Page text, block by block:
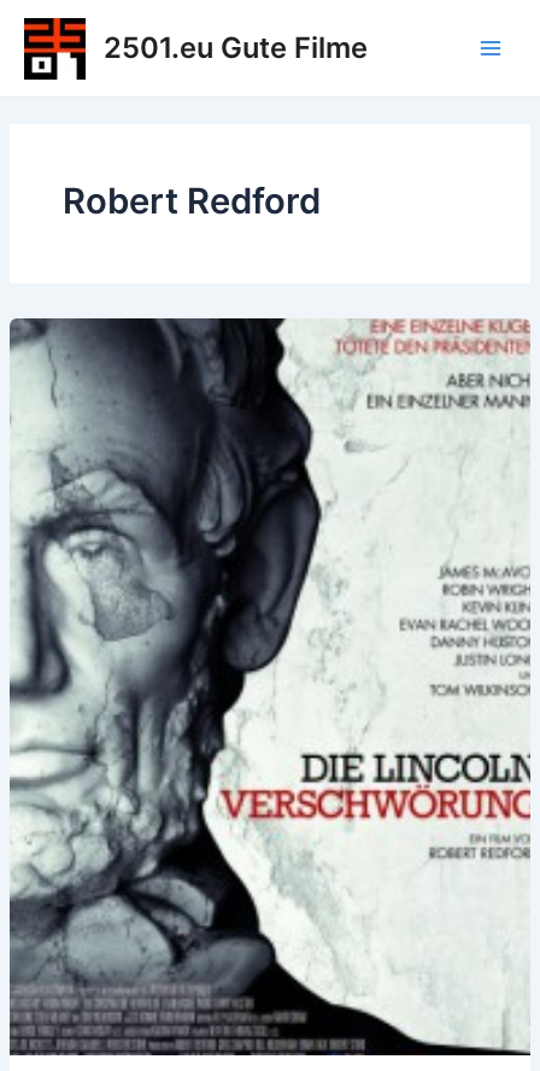
Zum
Inhalt
springen
2501.eu Gute Filme
Robert Redford